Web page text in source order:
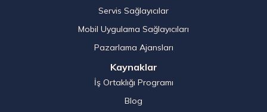
Servis Sağlayıcılar
Mobil Uygulama Sağlayıcıları
Pazarlama Ajansları
Kaynaklar
İş Ortaklığı Programı
Blog